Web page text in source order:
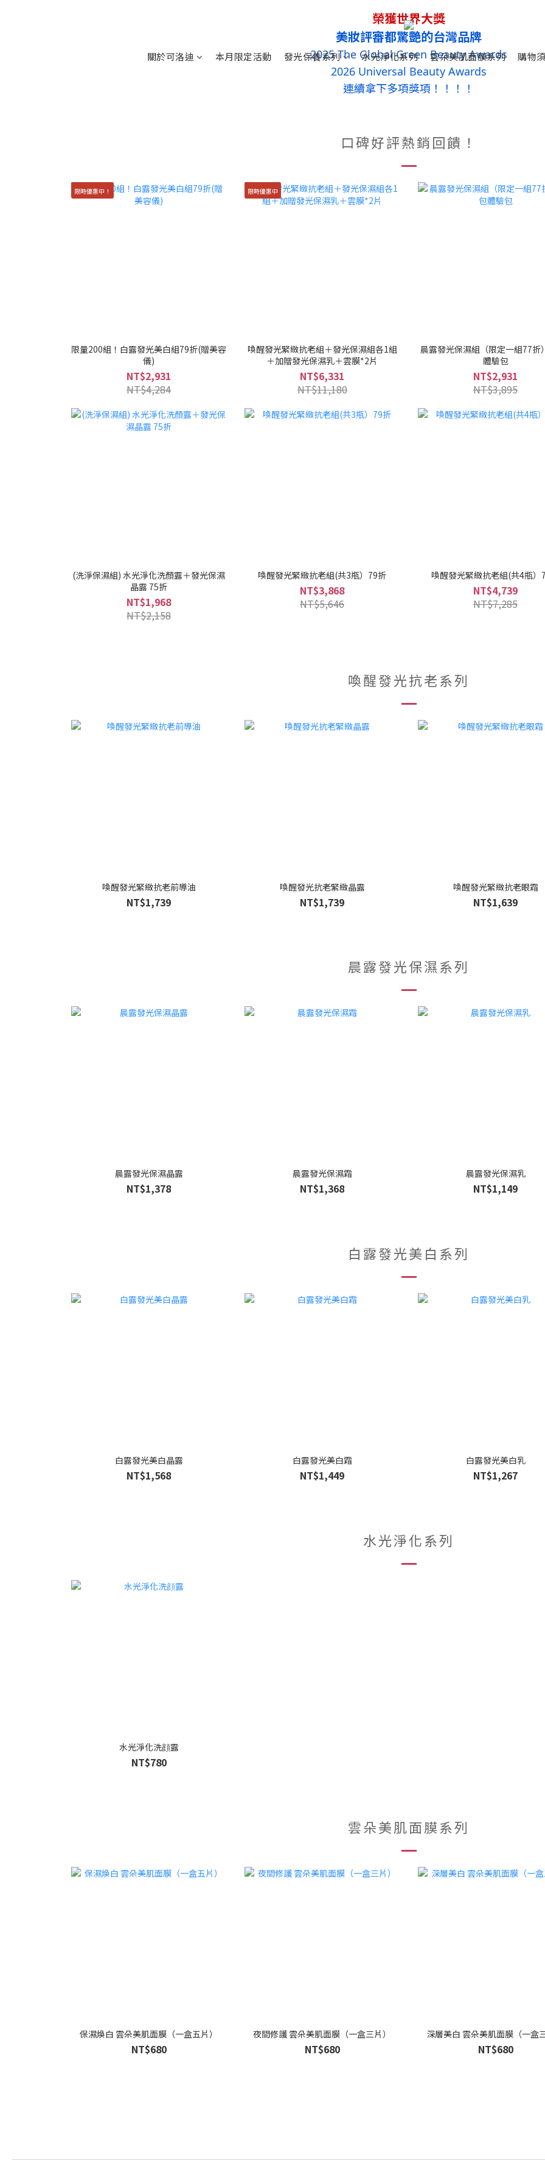
關於可洛迪 本月限定活動 發光保養系列 水光淨化系列 雲朵美肌面膜系列 購物
榮獲世界大獎
美妝評審都驚艷的台灣品牌
2025The Global Green Beauty Awards
2026 Universal Beauty Awards
連續拿下多項獎項！！！！
口碑好評熱銷回饋！
限時優惠中！
限量200組！白露發光美白組79折(贈美容
儀)
NT$2,931
NT$4,284
限時優惠中
喚醒發光緊緻抗老組＋發光保濕組各1組
＋加贈發光保濕乳＋雲膜*2片
NT$6,331
NT$11,180
晨露發光保濕組（限定一組77折
體驗包
NT$2,931
NT$3,895
(洗淨保濕組) 水光淨化洗顏露＋發光保濕
晶露 75折
NT$1,968
NT$2,158
喚醒發光緊緻抗老組(共3瓶）79折
NT$3,868
NT$5,646
喚醒發光緊緻抗老組(共4瓶）
NT$4,739
NT$7,285
喚醒發光抗老系列
喚醒發光緊緻抗老前導油
NT$1,739
喚醒發光抗老緊緻晶露
NT$1,739
喚醒發光緊緻抗老眼霜
NT$1,639
晨露發光保濕系列
晨露發光保濕晶露
NT$1,378
晨露發光保濕霜
NT$1,368
晨露發光保濕乳
NT$1,149
白露發光美白系列
白露發光美白晶露
NT$1,568
白露發光美白霜
NT$1,449
白露發光美白乳
NT$1,267
水光淨化系列
水光淨化洗顔露
NT$780
雲朵美肌面膜系列
保濕煥白 雲朵美肌面膜（一盒五片）
NT$680
夜間修護 雲朵美肌面膜（一盒三片）
NT$680
深層美白 雲朵美肌面膜（一盒
NT$680